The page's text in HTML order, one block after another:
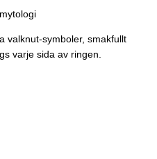
valknut-symboler, smakfullt
varje sida av ringen.